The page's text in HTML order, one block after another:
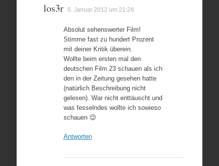
los3r 5. Januar 2012 um 21:28
Absolut sehenswerter Film!
Stimme fast zu hundert Prozent
mit deiner Kritik überein.
Wollte beim ersten mal den
deutschen Film 23 schauen als ich
den in der Zeitung gesehen hatte
(natürlich Beschreibung nicht
gelesen). War nicht enttäuscht und
was fesselndes wollte ich sowieso
schauen 😉
Antworten